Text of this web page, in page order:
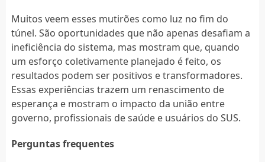
Muitos veem esses mutirões como luz no fim do
túnel. São oportunidades que não apenas desafiam a
ineficiência do sistema, mas mostram que, quando
um esforço coletivamente planejado é feito, os
resultados podem ser positivos e transformadores.
Essas experiências trazem um renascimento de
esperança e mostram o impacto da união entre
governo, profissionais de saúde e usuários do SUS.
Perguntas frequentes